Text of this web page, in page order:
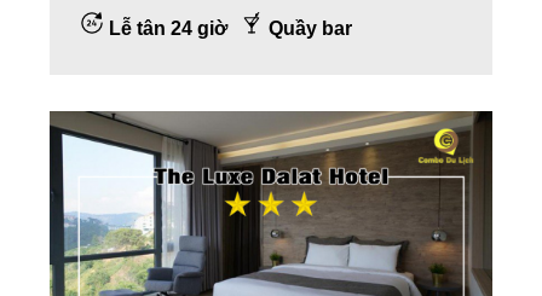
Lễ tân 24 giờ Quầy bar